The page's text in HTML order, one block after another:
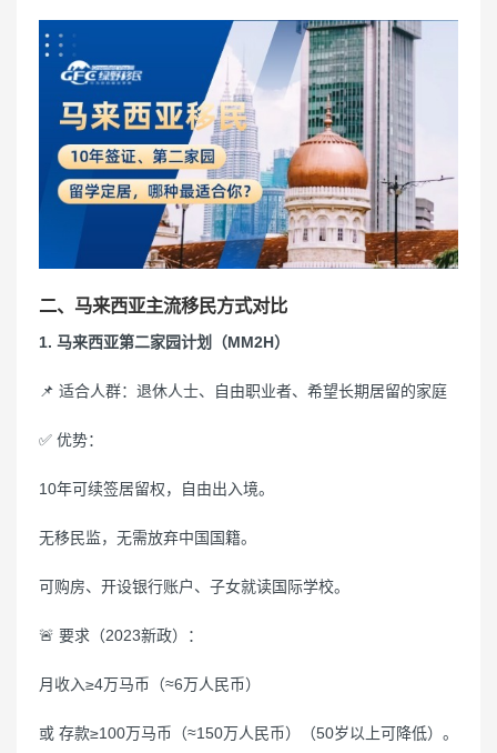
二、马来西亚主流移民方式对比
1. 马来西亚第二家园计划（MM2H）
📌 适合人群：退休人士、自由职业者、希望长期居留的家庭
✅ 优势：
10年可续签居留权，自由出入境。
无移民监，无需放弃中国国籍。
可购房、开设银行账户、子女就读国际学校。
🚨 要求（2023新政）：
月收入≥4万马币（≈6万人民币）
或 存款≥100万马币（≈150万人民币）（50岁以上可降低）。